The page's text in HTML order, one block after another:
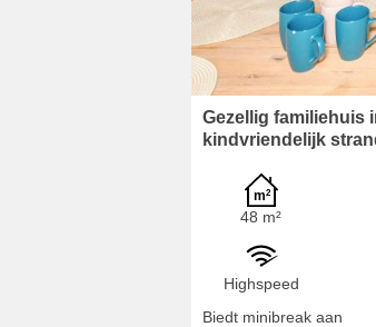
Gezellig familiehuis
kindvriendelijk
48 m²
Highspeed
Biedt minibreak aan